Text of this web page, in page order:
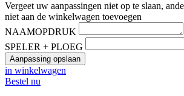
Vergeet uw aanpassingen niet op te slaan,
niet aan de winkelwagen toevoegen
NAAMOPDRUK
SPELER + PLOEG
Aanpassing opslaan
in winkelwagen
Bestel nu